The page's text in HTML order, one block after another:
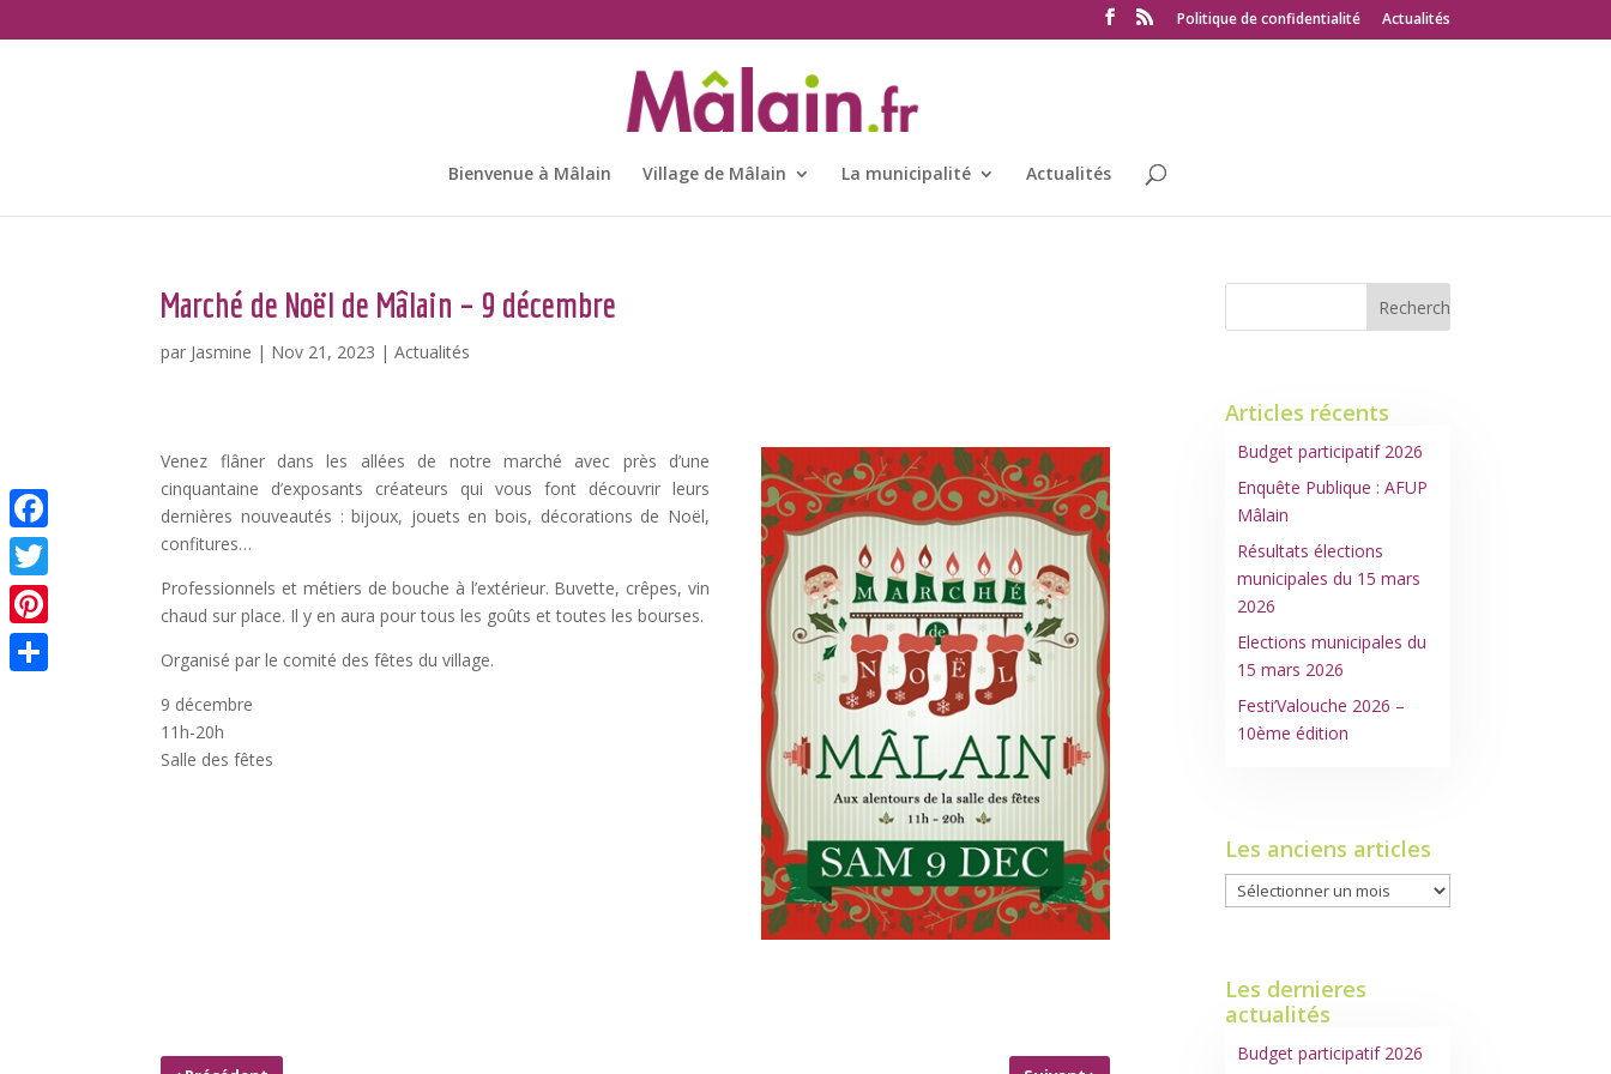
Politique de confidentialité Actualités
Bienvenue à Mâlain Village de Mâlain La municipalité Actualités
Marché de Noël de Mâlain – 9 décembre
par Jasmine | Nov 21, 2023 |Actualités
Venez flâner dans les allées de notre marché avec près d’une
cinquantaine d’exposants créateurs qui vous font découvrir leurs
dernières nouveautés : bijoux, jouets en bois, décorations de Noël,
confitures…
Professionnels et métiers de bouche à l’extérieur. Buvette, crêpes, vin
chaud sur place. Il y en aura pour tous les goûts et toutes les bourses.
Organisé par le comité des fêtes du village.
9 décembre
11h-20h
Salle des fêtes
Articles récents
Budget participatif 2026
Enquête Publique : AFUP
Mâlain
Résultats élections
municipales du 15 mars
2026
Elections municipales du
15 mars 2026
Festi’Valouche 2026 –
10ème édition
Les anciens articles
Les
anciens
Les dernieres
actualités
Budget participatif 2026
Facebook
Twitter
Pinterest